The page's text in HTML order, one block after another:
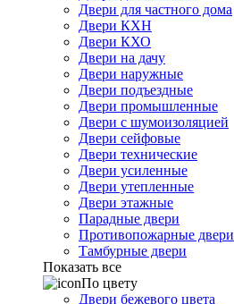
Двери для частного дома
Двери КХН
Двери КХО
Двери на дачу
Двери наружные
Двери подъездные
Двери промышленные
Двери с шумоизоляцией
Двери сейфовые
Двери технические
Двери усиленные
Двери утепленные
Двери этажные
Парадные двери
Противопожарные двери
Тамбурные двери
Показать все
По цвету
Двери бежевого цвета